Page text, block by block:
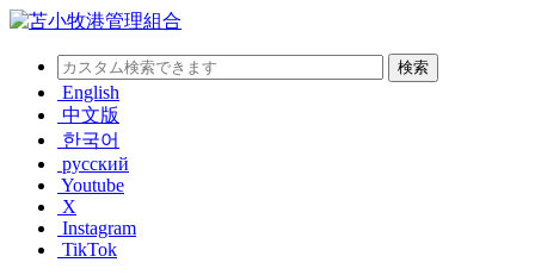
English
中文版
한국어
русский
Youtube
X
Instagram
TikTok